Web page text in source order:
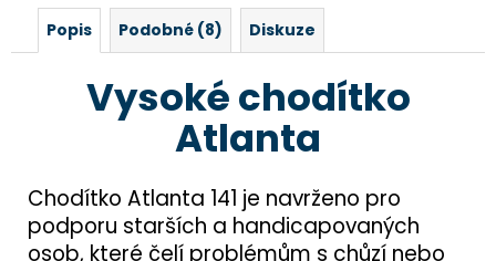
Popis Podobné (8) Diskuze
Vysoké chodítko
Atlanta
Chodítko Atlanta 141 je navrženo pro
podporu starších a handicapovaných
osob, které čelí problémům s chůzí nebo